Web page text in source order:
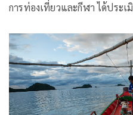
การท่องเที่ยวและกีฬา ได้ประ
ประเทศแล้ว